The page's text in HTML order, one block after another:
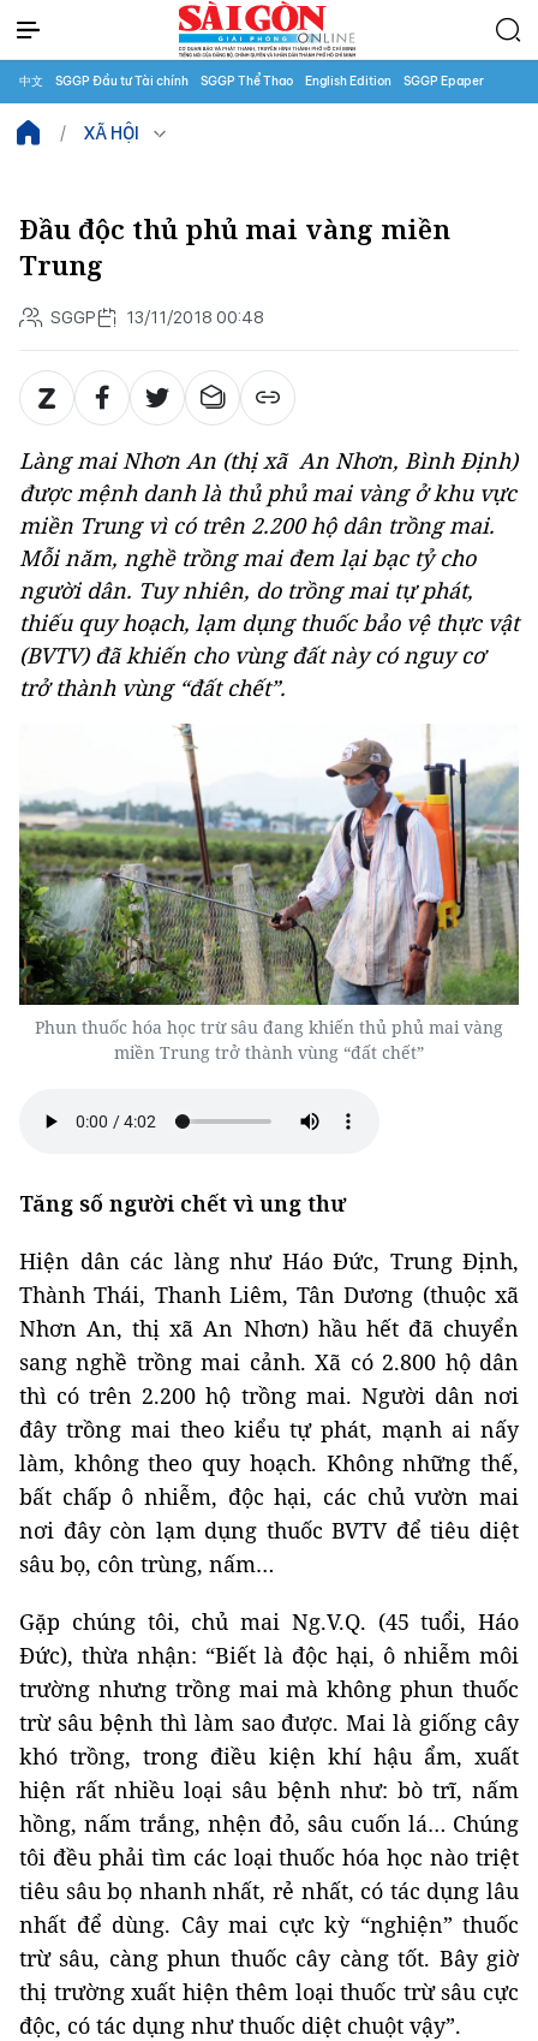
中文 SGGP Đầu tư Tài chính SGGP Thể Thao English Edition SGGP Epaper
XÃ HỘI
Đầu độc thủ phủ mai vàng miền
Trung
SGGP 13/11/2018 00:48
Làng mai Nhơn An (thị xã An Nhơn, Bình Định)
được mệnh danh là thủ phủ mai vàng ở khu vực
miền Trung vì có trên 2.200 hộ dân trồng mai.
Mỗi năm, nghề trồng mai đem lại bạc tỷ cho
người dân. Tuy nhiên, do trồng mai tự phát,
thiếu quy hoạch, lạm dụng thuốc bảo vệ thực vật
(BVTV) đã khiến cho vùng đất này có nguy cơ
trở thành vùng “đất chết”.
Phun thuốc hóa học trừ sâu đang khiến thủ phủ mai vàng
miền Trung trở thành vùng “đất chết”
Tăng số người chết vì ung thư
Hiện dân các làng như Háo Đức, Trung Định,
Thành Thái, Thanh Liêm, Tân Dương (thuộc xã
Nhơn An, thị xã An Nhơn) hầu hết đã chuyển
sang nghề trồng mai cảnh. Xã có 2.800 hộ dân
thì có trên 2.200 hộ trồng mai. Người dân nơi
đây trồng mai theo kiểu tự phát, mạnh ai nấy
làm, không theo quy hoạch. Không những thế,
bất chấp ô nhiễm, độc hại, các chủ vườn mai
nơi đây còn lạm dụng thuốc BVTV để tiêu diệt
sâu bọ, côn trùng, nấm…
Gặp chúng tôi, chủ mai Ng.V.Q. (45 tuổi, Háo
Đức), thừa nhận: “Biết là độc hại, ô nhiễm môi
trường nhưng trồng mai mà không phun thuốc
trừ sâu bệnh thì làm sao được. Mai là giống cây
khó trồng, trong điều kiện khí hậu ẩm, xuất
hiện rất nhiều loại sâu bệnh như: bò trĩ, nấm
hồng, nấm trắng, nhện đỏ, sâu cuốn lá… Chúng
tôi đều phải tìm các loại thuốc hóa học nào triệt
tiêu sâu bọ nhanh nhất, rẻ nhất, có tác dụng lâu
nhất để dùng. Cây mai cực kỳ “nghiện” thuốc
trừ sâu, càng phun thuốc cây càng tốt. Bây giờ
thị trường xuất hiện thêm loại thuốc trừ sâu cực
độc, có tác dụng như thuốc diệt chuột vậy”.